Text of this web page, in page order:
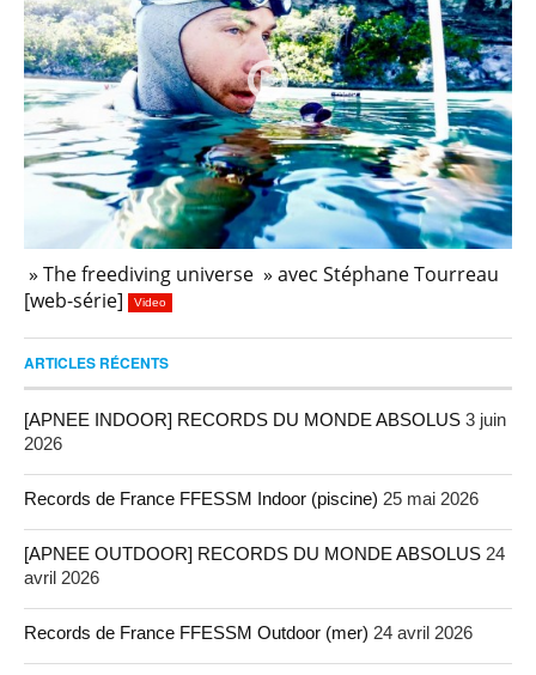
» The freediving universe » avec Stéphane Tourreau
[web-série]
Video
ARTICLES RÉCENTS
[APNEE INDOOR] RECORDS DU MONDE ABSOLUS 3 juin
2026
Records de France FFESSM Indoor (piscine) 25 mai 2026
[APNEE OUTDOOR] RECORDS DU MONDE ABSOLUS 24
avril 2026
Records de France FFESSM Outdoor (mer) 24 avril 2026